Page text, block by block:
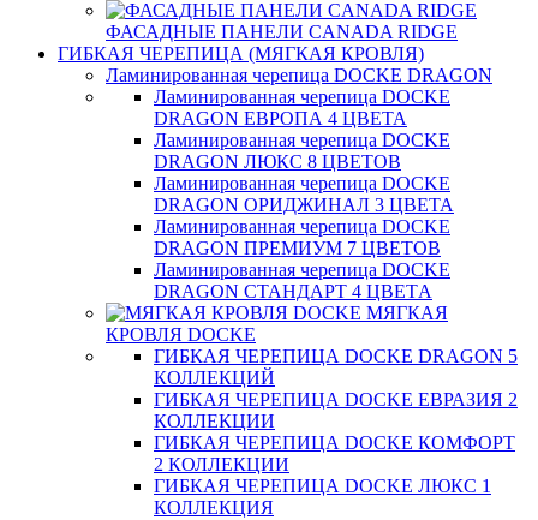
ФАСАДНЫЕ ПАНЕЛИ CANADA RIDGE
ГИБКАЯ ЧЕРЕПИЦА (МЯГКАЯ КРОВЛЯ)
Ламинированная черепица DOCKE DRAGON
Ламинированная черепица DOCKE
DRAGON ЕВРОПА 4 ЦВЕТА
Ламинированная черепица DOCKE
DRAGON ЛЮКС 8 ЦВЕТОВ
Ламинированная черепица DOCKE
DRAGON ОРИДЖИНАЛ 3 ЦВЕТА
Ламинированная черепица DOCKE
DRAGON ПРЕМИУМ 7 ЦВЕТОВ
Ламинированная черепица DOCKE
DRAGON СТАНДАРТ 4 ЦВЕТA
МЯГКАЯ
КРОВЛЯ DOCKE
ГИБКАЯ ЧЕРЕПИЦА DOCKE DRAGON 5
КОЛЛЕКЦИЙ
ГИБКАЯ ЧЕРЕПИЦА DOCKE ЕВРАЗИЯ 2
КОЛЛЕКЦИИ
ГИБКАЯ ЧЕРЕПИЦА DOCKE КОМФОРТ
2 КОЛЛЕКЦИИ
ГИБКАЯ ЧЕРЕПИЦА DOCKE ЛЮКС 1
КОЛЛЕКЦИЯ